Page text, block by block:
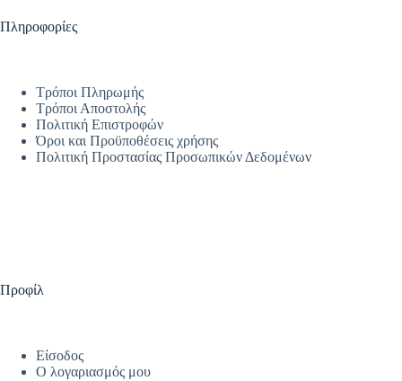
Πληροφορίες
Τρόποι Πληρωμής
Τρόποι Αποστολής
Πολιτική Επιστροφών
Όροι και Προϋποθέσεις χρήσης
Πολιτική Προστασίας Προσωπικών Δεδομένων
Προφίλ
Είσοδος
Ο λογαριασμός μου